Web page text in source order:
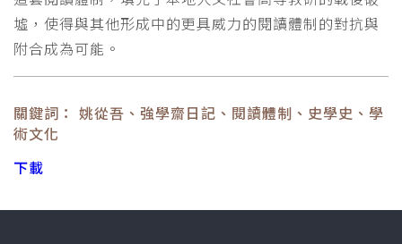
墟，使得與其他形成中的更具威力的閱讀體制的對抗與
附合成為可能。
關鍵詞： 姚從吾、強學齋日記、閱讀體制、史學史、學
術文化
下載